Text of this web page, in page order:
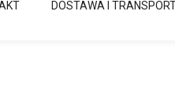
DOSTAWA I